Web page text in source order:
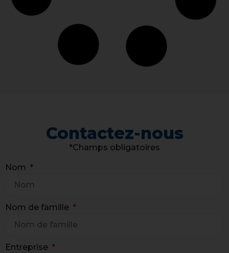
Contactez-nous
*Champs obligatoires
Nom
Nom de famille
Entreprise